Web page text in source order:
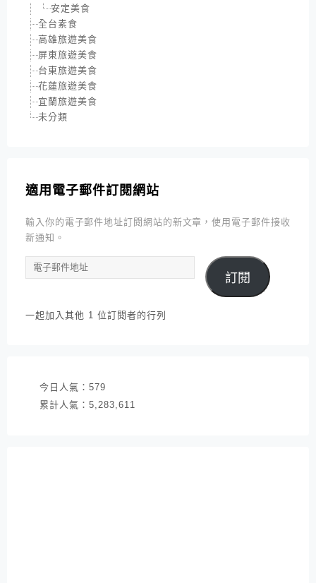
安定美食
全台素食
高雄旅遊美食
屏東旅遊美食
台東旅遊美食
花蓮旅遊美食
宜蘭旅遊美食
未分類
適用電子郵件訂閱網站
輸入你的電子郵件地址訂閱網站的新文章，使用電子郵件接收
新通知。
電
子
件
訂閱
一起加入其他 1 位訂閱者的行列
今日人氣： 579
累計人氣： 5,283,611